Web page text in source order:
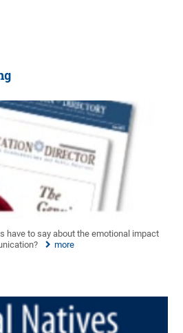
have to say about the emotional impact
more